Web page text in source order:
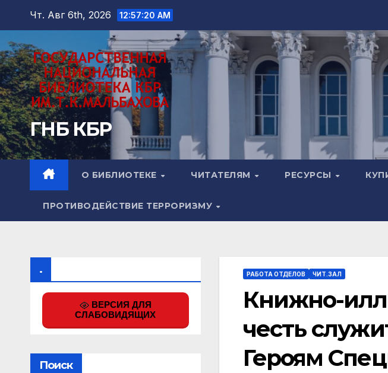
Перейти
содержимому
Чт. Авг 6th, 2026 12:57:21 AM
ГНБ КБР
О БИБЛИОТЕКЕ ЧИТАТЕЛЯМ РЕСУРСЫ
ПРОТИВОДЕЙСТВИЕ ТЕРРОРИЗМУ
.
ВЕРСИЯ ДЛЯ
СЛАБОВИДЯЩИХ
Поиск
РАБОТА ОТДЕЛОВ ЧИТ.ЗАЛ
Книжно-
честь
Героям